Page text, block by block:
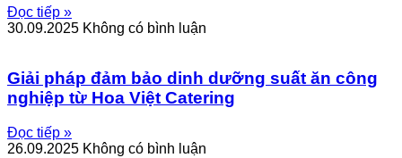
Đọc tiếp »
30.09.2025 Không có bình luận
Giải pháp đảm bảo dinh dưỡng suất ăn công
nghiệp từ Hoa Việt Catering
Đọc tiếp »
26.09.2025 Không có bình luận